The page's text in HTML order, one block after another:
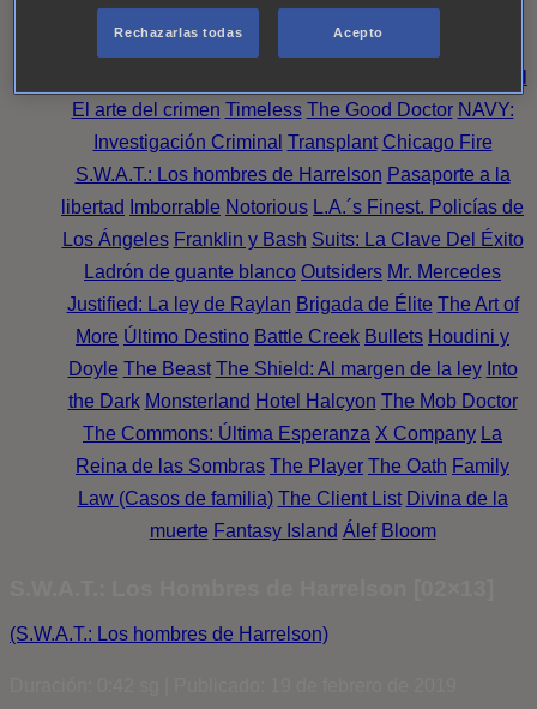
Noche Wild Bill Mentes Criminales Candice Renoir
Annika
El arte del crimen Timeless The Good Doctor NAVY:
Investigación Criminal Transplant Chicago Fire
S.W.A.T.: Los hombres de Harrelson Pasaporte a la
libertad
Imborrable Notorious L.A.´s Finest. Policías de
Los Ángeles Franklin y Bash Suits: La Clave Del Éxito
Ladrón de guante blanco Outsiders Mr. Mercedes
Justified: La ley de Raylan Brigada de Élite The Art of
More Último Destino Battle Creek Bullets Houdini y
Doyle The Beast The Shield: Al margen de la ley Into
the Dark Monsterland Hotel Halcyon The Mob Doctor
The Commons: Última Esperanza X Company La
Reina de las Sombras The Player The Oath Family
Law (Casos de familia) The Client List Divina de la
muerte Fantasy Island Álef Bloom
(S.W.A.T.: Los hombres de Harrelson)
Rechazarlas todas Acepto